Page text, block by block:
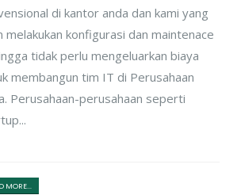
di kantor anda dan kami yang
melakukan konfigurasi dan maintenace
tidak perlu mengeluarkan biaya
membangun tim IT di Perusahaan
Perusahaan-perusahaan seperti
MORE...